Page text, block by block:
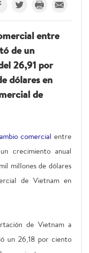
entre
de un
26,91 por
dólares en
de
comercial entre
crecimiento anual
millones de dólares
de Vietnam en
de Vietnam a
un 26,18 por ciento